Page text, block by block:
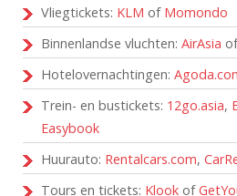
Vliegtickets: KLM of Momondo
Binnenlandse vluchten: AirAsia
Hotelovernachtingen:
Trein- en bustickets: 12go.asia,
Easybook
Huurauto: Rentalcars.com,
Tours en tickets: Klook of